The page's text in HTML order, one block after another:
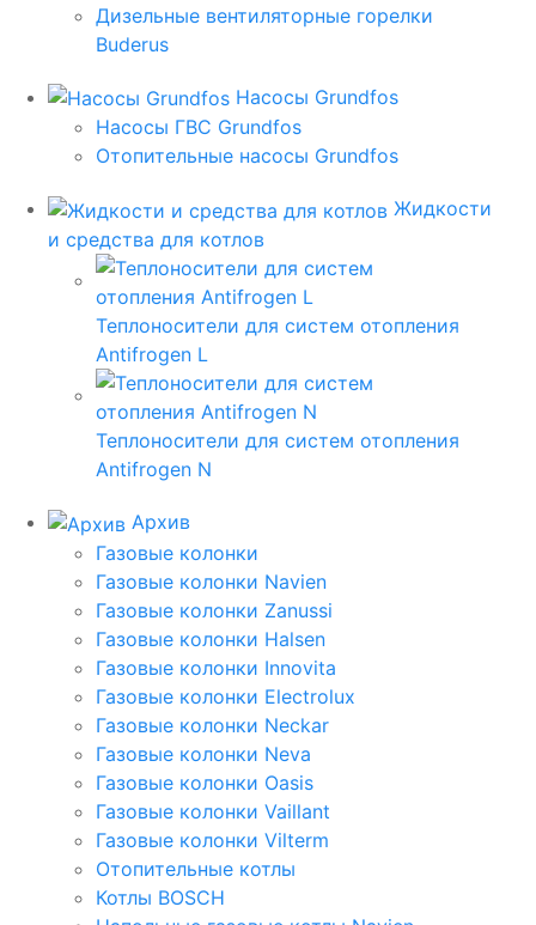
Дизельные вентиляторные горелки
Buderus
Насосы Grundfos
Насосы ГВС Grundfos
Отопительные насосы Grundfos
Жидкости
и средства для котлов
Теплоносители для систем отопления
Antifrogen L
Теплоносители для систем отопления
Antifrogen N
Архив
Газовые колонки
Газовые колонки Navien
Газовые колонки Zanussi
Газовые колонки Halsen
Газовые колонки Innovita
Газовые колонки Electrolux
Газовые колонки Neckar
Газовые колонки Neva
Газовые колонки Oasis
Газовые колонки Vaillant
Газовые колонки Vilterm
Отопительные котлы
Котлы BOSCH